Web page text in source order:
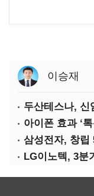
이승재
두산테스나, 신
아이폰 효과 ‘
LG이노텍, 3분